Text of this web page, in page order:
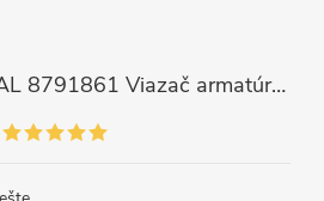
EXTOL INDUSTRIAL 8791861 Viazač armatúr aku Share20V, bez aku, drôt 0,8mm, oko 8-34mm, bezuhlíkový motor